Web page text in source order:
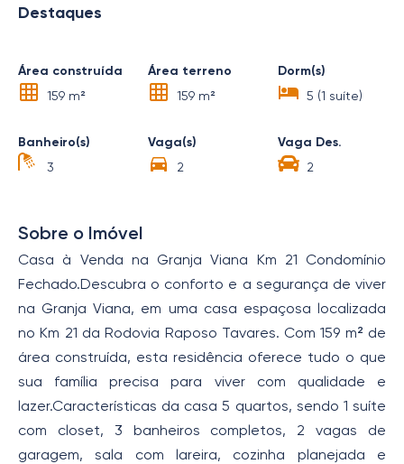
Destaques
Área construída
159 m²
Área terreno
159 m²
Dorm(s)
5 (1 suíte)
Banheiro(s)
3
Vaga(s)
2
Vaga Des.
2
Sobre o Imóvel
Casa à Venda na Granja Viana Km 21 Condomínio
Fechado.Descubra o conforto e a segurança de viver
na Granja Viana, em uma casa espaçosa localizada
no Km 21 da Rodovia Raposo Tavares. Com 159 m² de
área construída, esta residência oferece tudo o que
sua família precisa para viver com qualidade e
lazer.Características da casa 5 quartos, sendo 1 suíte
com closet, 3 banheiros completos, 2 vagas de
garagem, sala com lareira, cozinha planejada e